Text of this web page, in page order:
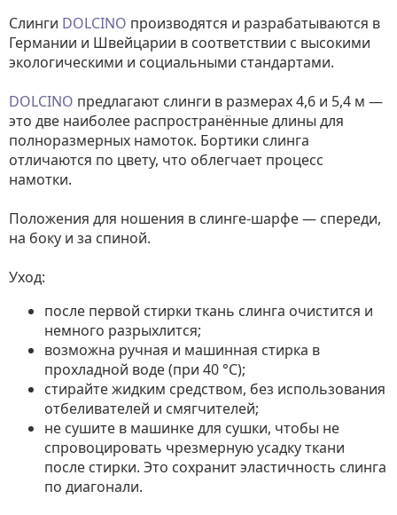
Слинги DOLCINO производятся и разрабатываются в
Германии и Швейцарии в соответствии с высокими
экологическими и социальными стандартами.
DOLCINO предлагают слинги в размерах 4,6 и 5,4 м —
это две наиболее распространённые длины для
полноразмерных намоток. Бортики слинга
отличаются по цвету, что облегчает процесс
намотки.
Положения для ношения в слинге-шарфе — спереди,
на боку и за спиной.
Уход:
после первой стирки ткань слинга очистится и
немного разрыхлится;
возможна ручная и машинная стирка в
прохладной воде (при 40 °С);
стирайте жидким средством, без использования
отбеливателей и смягчителей;
не сушите в машинке для сушки, чтобы не
спровоцировать чрезмерную усадку ткани
после стирки. Это сохранит эластичность слинга
по диагонали.